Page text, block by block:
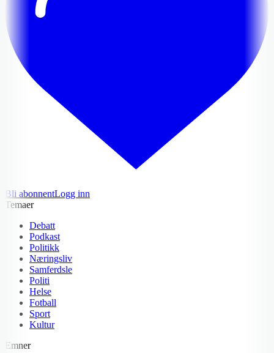
Bli abonnentLogg inn
Temaer
Debatt
Podkast
Politikk
Næringsliv
Samferdsle
Politi
Helse
Fotball
Sport
Kultur
Emner